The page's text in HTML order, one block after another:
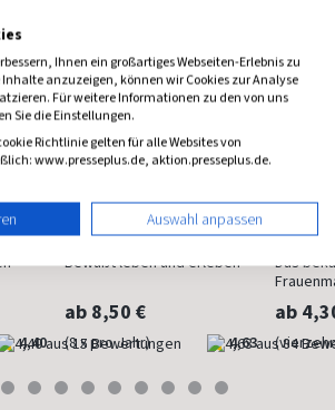
4,40
Flow
Bewußt leben und erleben
ab 8,50 €
(8 x pro Jahr) 4,63
Das
ab
Ihnen ein großartiges Webseiten-Erlebnis zu
anzuzeigen, können wir Cookies zur Analyse
Für weitere Informationen zu den von uns
Sie die Einstellungen.
Richtlinie gelten für alle Websites von
www.presseplus.de, aktion.presseplus.de.
Auswahl anpassen